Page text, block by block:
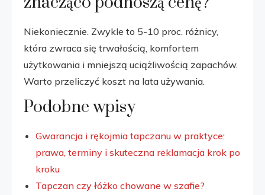
Niekoniecznie. Zwykle to 5-10 proc. różnicy,
która zwraca się trwałością, komfortem
użytkowania i mniejszą uciążliwością zapachów.
Warto przeliczyć koszt na lata używania.
Podobne wpisy
Gwarancja i rękojmia tapczanu w praktyce:
prawa, terminy i skuteczna reklamacja krok po
kroku
Tapczan czy łóżko chowane w szafie?